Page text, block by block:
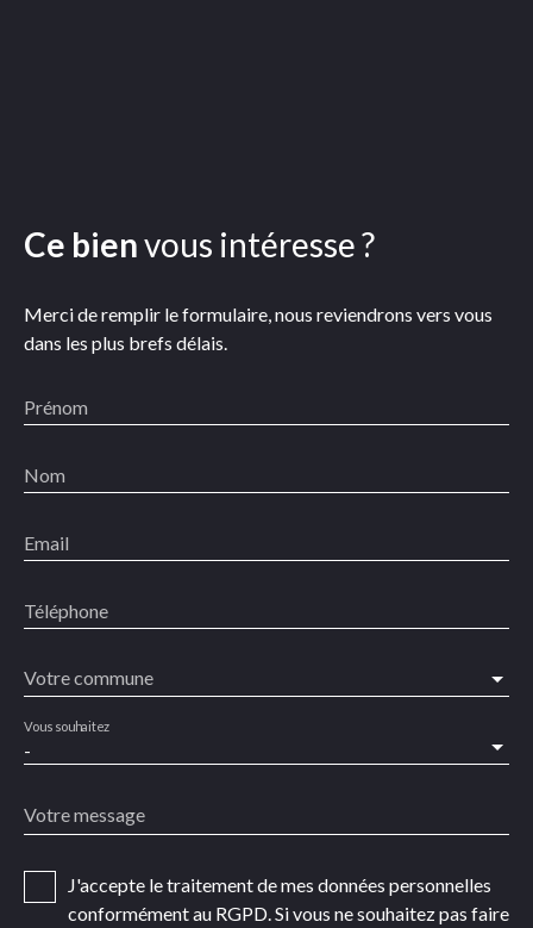
Ce bienvous intéresse ?
Merci de remplir le formulaire, nous reviendrons vers vous
dans les plus brefs délais.
Prénom
Nom
Email
Téléphone
Votre commune
-
Vous souhaitez
Votre message
J'accepte le traitement de mes données personnelles
conformément au RGPD. Si vous ne souhaitez pas faire